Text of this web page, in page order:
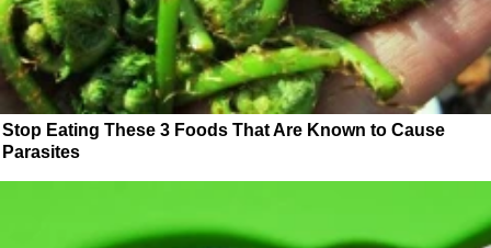
Stop Eating These 3 Foods That Are Known to Cause
Parasites